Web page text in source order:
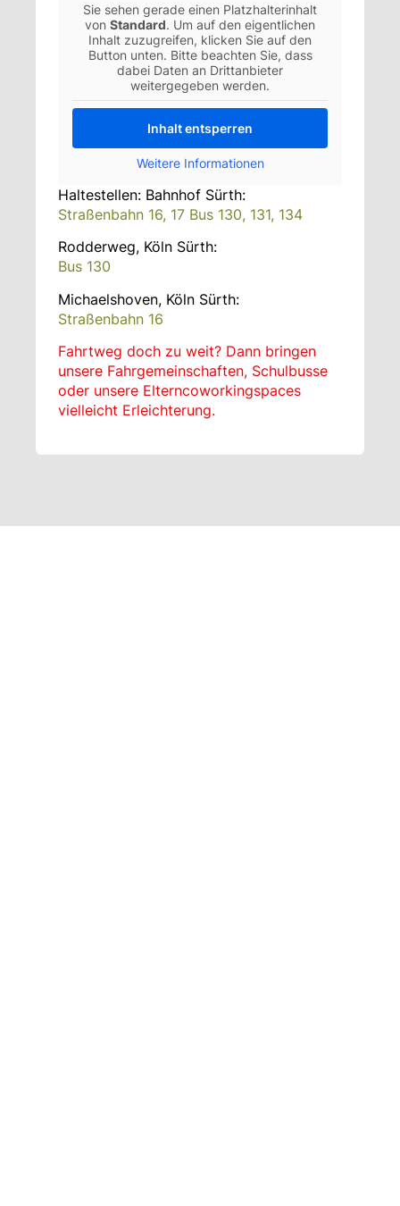
Sie sehen gerade einen Platzhalterinhalt
von Standard. Um auf den eigentlichen
Inhalt zuzugreifen, klicken Sie auf den
Button unten. Bitte beachten Sie, dass
dabei Daten an Drittanbieter
weitergegeben werden.
Inhalt entsperren
Weitere Informationen
Haltestellen: Bahnhof Sürth:
Straßenbahn 16, 17 Bus 130, 131, 134
Rodderweg, Köln Sürth:
Bus 130
Michaelshoven, Köln Sürth:
Straßenbahn 16
Fahrtweg doch zu weit? Dann bringen
unsere Fahrgemeinschaften, Schulbusse
oder unsere Elterncoworkingspaces
vielleicht Erleichterung.